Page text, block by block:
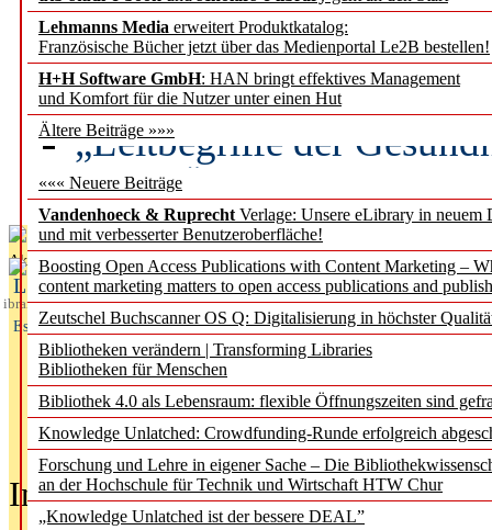
Lehmanns Media erweitert Produktkatalog:
Französische Bücher jetzt über das Medienportal Le2B bestellen!
H+H Software GmbH: HAN bringt effektives Management
und Komfort für die Nutzer unter einen Hut
Ältere Beiträge »»»
««« Neuere Beiträge
Vandenhoeck & Ruprecht Verlage: Unsere eLibrary in neuem
und mit verbesserter Benutzeroberfläche!
Boosting Open Access Publications with Content Marketing –
content marketing matters to open access publications and
Zeutschel Buchscanner OS Q: Digitalisierung in höchster
Bibliotheken verändern | Transforming Libraries
Bibliotheken für Menschen
Bibliothek 4.0 als Lebensraum: flexible Öffnungszeiten sind
Knowledge Unlatched: Crowdfunding-Runde erfolgreich
Forschung und Lehre in eigener Sache – Die
an der Hochschule für Technik und Wirtschaft HTW Chur
„Knowledge Unlatched ist der bessere DEAL”
Künstliche Intelligenz
besser zu verstehen
„Leitbegriffe der
des BIÖG erscheinen
Aktuelles aus
L
ibrary
Essentials
In der Ausgabe06/2026(August